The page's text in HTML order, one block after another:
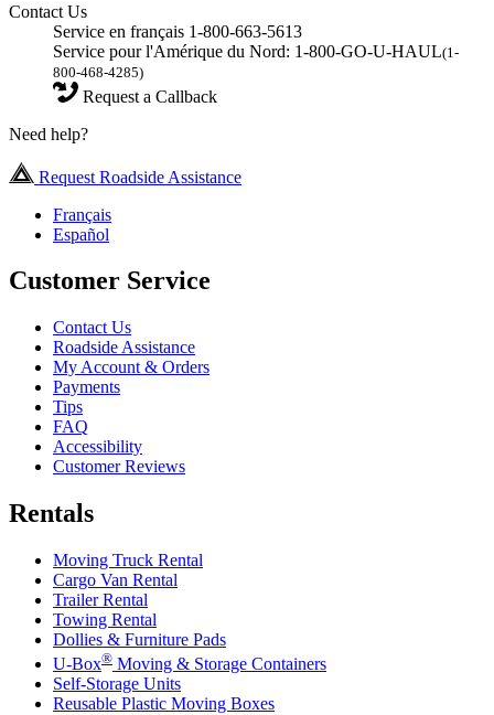
Contact Us
Service en français 1-800-663-5613
Service pour l'Amérique du Nord: 1-800-GO-U-HAUL(1-
800-468-4285)
Request a Callback
Need help?
Request Roadside Assistance
Français
Español
Customer Service
Contact Us
Roadside Assistance
My Account & Orders
Payments
Tips
FAQ
Accessibility
Customer Reviews
Rentals
Moving Truck Rental
Cargo Van Rental
Trailer Rental
Towing Rental
Dollies & Furniture Pads
U-Box® Moving & Storage Containers
Self-Storage Units
Reusable Plastic Moving Boxes